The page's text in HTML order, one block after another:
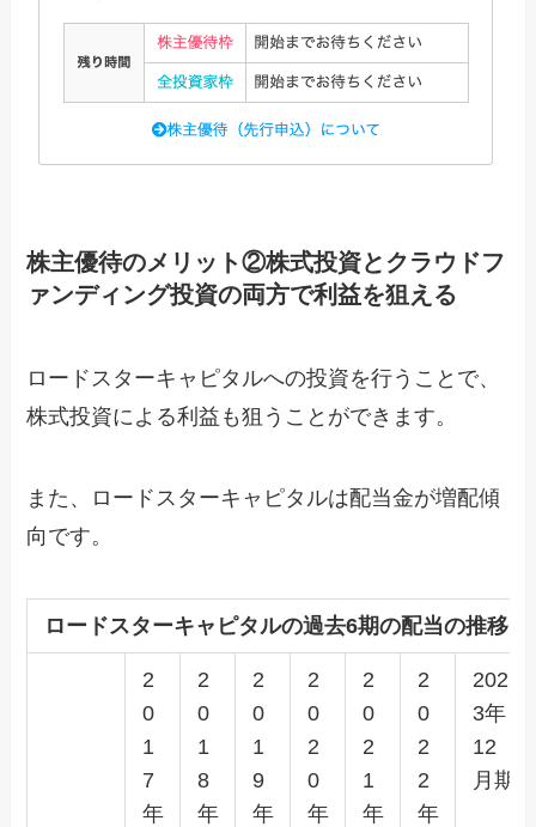
株主優待のメリット②株式投資とクラウドフ
ァンディング投資の両方で利益を狙える
ロードスターキャピタルへの投資を行うことで、
株式投資による利益も狙うことができます。
また、ロードスターキャピタルは配当金が増配傾
向です。
ロードスターキャピタルの過去6期の配当の推移
2
0
1
7
年
2
0
1
8
年
2
0
1
9
年
2
0
2
0
年
2
0
2
1
年
2
0
2
2
年
202
3年
12
月期